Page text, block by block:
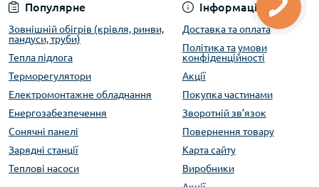
Популярне
Зовнішній обігрів (крівля, ринви,
пандуси, труби)
Тепла підлога
Терморегулятори
Електромонтажне обладнання
Енергозабезпечення
Сонячні панелі
Зарядні станції
Теплові насоси
Інформація
Доставка та оплата
Політика та умови
конфіденційності
Акції
Покупка частинами
Зворотній зв’язок
Повернення товару
Карта сайту
Виробники